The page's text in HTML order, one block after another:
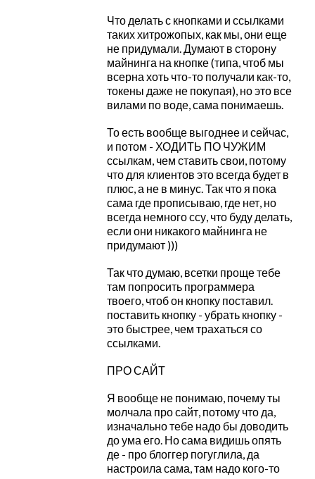
Что делать с кнопками и ссылками
таких хитрожопых, как мы, они еще
не придумали. Думают в сторону
майнинга на кнопке (типа, чтоб мы
всерна хоть что-то получали как-то,
токены даже не покупая), но это все
вилами по воде, сама понимаешь.
То есть вообще выгоднее и сейчас,
и потом - ХОДИТЬ ПО ЧУЖИМ
ссылкам, чем ставить свои, потому
что для клиентов это всегда будет в
плюс, а не в минус. Так что я пока
сама где прописываю, где нет, но
всегда немного ссу, что буду делать,
если они никакого майнинга не
придумают )))
Так что думаю, всетки проще тебе
там попросить программера
твоего, чтоб он кнопку поставил.
поставить кнопку - убрать кнопку -
это быстрее, чем трахаться со
ссылками.
ПРО САЙТ
Я вообще не понимаю, почему ты
молчала про сайт, потому что да,
изначально тебе надо бы доводить
до ума его. Но сама видишь опять
де - про блоггер погуглила, да
настроила сама, там надо кого-то